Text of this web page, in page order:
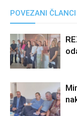
POVEZANI ČLANCI